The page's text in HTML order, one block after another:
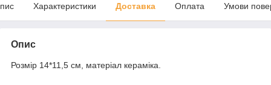
Характеристики Доставка Оплата Умови
Опис
Розмір 14*11,5 см, матеріал кераміка.